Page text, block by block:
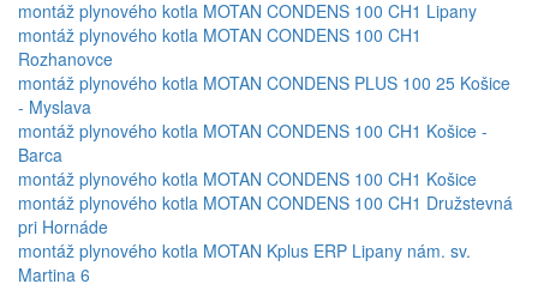
montáž plynového kotla MOTAN CONDENS 100 CH1 Lipany
montáž plynového kotla MOTAN CONDENS 100 CH1
Rozhanovce
montáž plynového kotla MOTAN CONDENS PLUS 100 25 Košice
- Myslava
montáž plynového kotla MOTAN CONDENS 100 CH1 Košice -
Barca
montáž plynového kotla MOTAN CONDENS 100 CH1 Košice
montáž plynového kotla MOTAN CONDENS 100 CH1 Družstevná
pri Hornáde
montáž plynového kotla MOTAN Kplus ERP Lipany nám. sv.
Martina 6